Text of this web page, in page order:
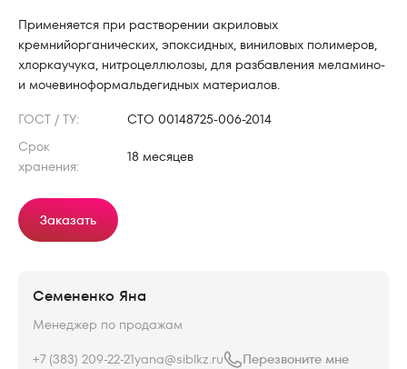
Применяется при растворении акриловых
кремнийорганических, эпоксидных, виниловых полимеров,
хлоркаучука, нитроцеллюлозы, для разбавления меламино-
и мочевиноформальдегидных материалов.
ГОСТ / ТУ:
СТО 00148725-006-2014
Срок
хранения:
18 месяцев
Заказать
Семененко Яна
Менеджер по продажам
+7 (383) 209-22-21yana@siblkz.ru Перезвоните мне